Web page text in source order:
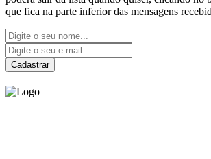
que fica na parte inferior das mensagens
Cadastrar